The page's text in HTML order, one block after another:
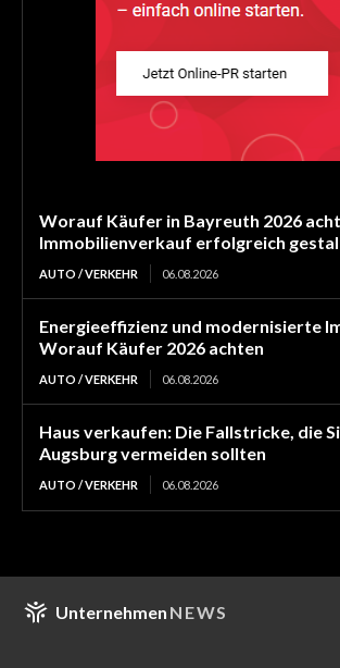
Worauf Käufer in Bayreuth 2026
Immobilienverkauf erfolgreich
AUTO / VERKEHR 06.08.2026
Energieeffizienz und modernisierte
Worauf Käufer 2026 achten
AUTO / VERKEHR 06.08.2026
Haus verkaufen: Die Fallstricke, die
Augsburg vermeiden sollten
AUTO / VERKEHR 06.08.2026
Unternehmen NEWS